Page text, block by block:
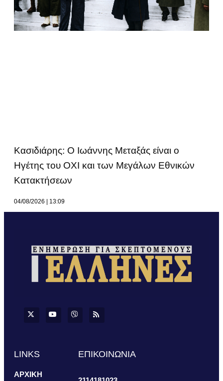
Κασιδιάρης: Ο Ιωάννης Μεταξάς είναι ο
Ηγέτης του ΟΧΙ και των Μεγάλων Εθνικών
Κατακτήσεων
04/08/2026 13:09
LINKS
ΑΡΧΙΚΗ
ΕΠΙΚΟΙΝΩΝΙΑ